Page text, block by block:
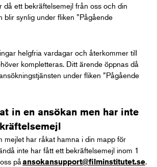
då ett bekräftelsemejl från oss och din
blir synlig under fliken ”Pågående
helgfria vardagar och återkommer till
kompletteras. Ditt ärende öppnas då
under fliken ”Pågående
in en ansökan men har inte
mejlet har råkat hamna i din mapp för
inte har fått ett bekräftelsemejl inom 1
påansokansupport@filminstitutet.se.